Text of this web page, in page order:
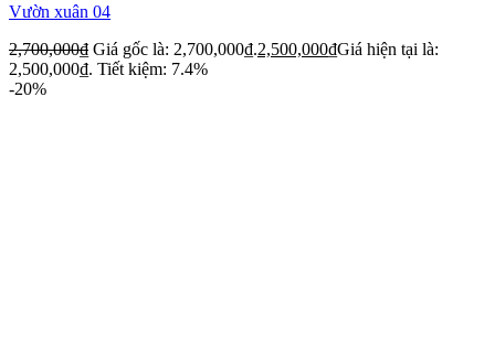
Vườn xuân 04
2,700,000₫ Giá gốc là: 2,700,000₫.2,500,000₫Giá hiện tại là:
2,500,000₫. Tiết kiệm: 7.4%
-20%